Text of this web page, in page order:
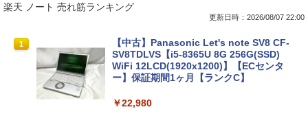
楽天 ノート 売れ筋ランキング
更新日時：2026/08/07 22:00
1
【中古】Panasonic Let's note SV8 CF-
SV8TDLVS【i5-8365U 8G 256G(SSD)
WiFi 12LCD(1920x1200)】【ECセンタ
ー】保証期間1ヶ月【ランクC】
￥22,980